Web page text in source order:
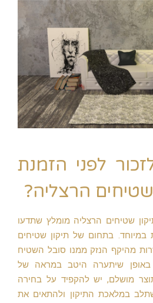
לפני הזמנת
שטיחים הרצליה?
שטיחים הרצליה מומלץ שתדעו
בתחום של תיקון שטיחים
מהיקף הנזק ממנו סובל השטיח
באופן שיתערה היטב במראה של
מושלם, יש להקפיד על בחירה
במלאכת התיקון ולהתאים את